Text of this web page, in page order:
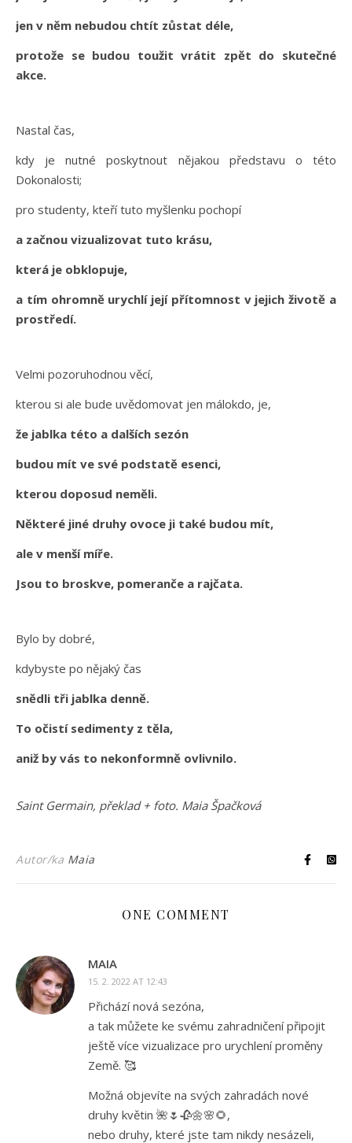
jen v něm nebudou chtít zůstat déle,
protože se budou toužit vrátit zpět do skutečné
akce.
Nastal čas,
kdy je nutné poskytnout nějakou představu o této
Dokonalosti;
pro studenty, kteří tuto myšlenku pochopí
a začnou vizualizovat tuto krásu,
která je obklopuje,
a tím ohromně urychlí její přítomnost v jejich životě a
prostředí.
Velmi pozoruhodnou věcí,
kterou si ale bude uvědomovat jen málokdo, je,
že jablka této a dalších sezón
budou mít ve své podstatě esenci,
kterou doposud neměli.
Některé jiné druhy ovoce ji také budou mít,
ale v menší míře.
Jsou to broskve, pomeranče a rajčata.
Bylo by dobré,
kdybyste po nějaký čas
snědli tři jablka denně.
To očistí sedimenty z těla,
aniž by vás to nekonformně ovlivnilo.
Saint Germain, překlad + foto. Maia Špačková
Autor/ka Maia
ONE COMMENT
MAIA
15. 2. 2022 AT 12:43
Přichází nová sezóna,
a tak můžete ke svému zahradničení připojit
ještě více vizualizace pro urychlení proměny
Země. 🥰
Možná objevíte na svých zahradách nové
druhy květin 🌺🌷🥀🌼🌸🌻,
nebo druhy, které jste tam nikdy nesázeli,